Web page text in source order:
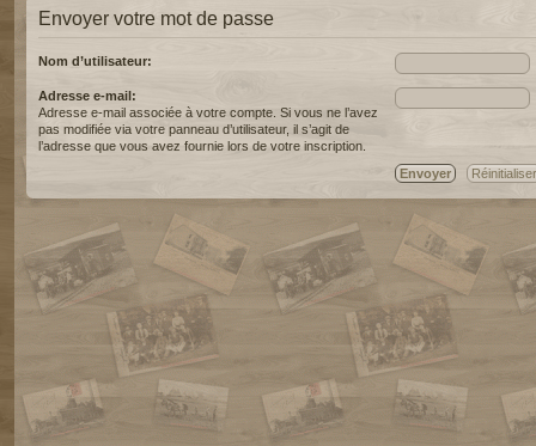
Envoyer votre mot de passe
Nom d’utilisateur:
Adresse e-mail:
Adresse e-mail associée à votre compte. Si vous ne l’avez
pas modifiée via votre panneau d’utilisateur, il s’agit de
l’adresse que vous avez fournie lors de votre inscription.